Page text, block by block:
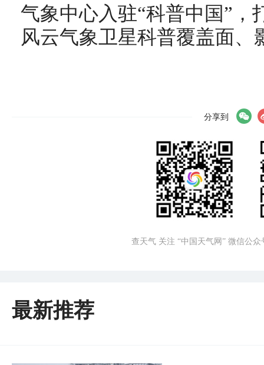
气象中心入驻“科普中国”，
风云气象卫星科普覆盖面、
分享到
查天气 关注 “中国天气网” 微信公众
最新推荐